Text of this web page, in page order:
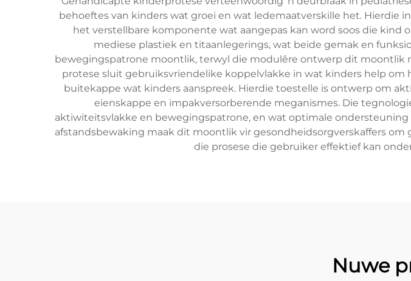
behoeftes van kinders wat groei en wat ledemaatverskille het. Hierdie
het verstellbare komponente wat aangepas kan word soos die kind
mediese plastiek en titaanlegerings, wat beide gemak en
bewegingspatrone moontlik, terwyl die modulêre ontwerp dit moontlik
protese sluit gebruiksvriendelike koppelvlakke in wat kinders help
buitekappe wat kinders aanspreek. Hierdie toestelle is ontwerp om
eienskappe en impakversorberende meganismes. Die
aktiwiteitsvlakke en bewegingspatrone, en wat optimale
afstandsbewaking maak dit moontlik vir gesondheidsorgverskaffers
die prosese die gebruiker effektief kan
Nuwe